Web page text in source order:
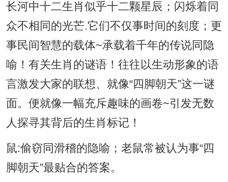
长河中十二生肖似乎十二颗星辰；闪烁着同
众不相同的光芒.它们不仅事时间的刻度；更
事民间智慧的载体~承载着千年的传说同隐
喻！有关生肖的谜语！往往以生动形象的语
言激发大家的联想、就像“四脚朝天”这一谜
面。便就像一幅充斥趣味的画卷~引发无数
人探寻其背后的生肖标记！
鼠:偷窃同滑稽的隐喻；老鼠常被认为事“四
脚朝天”最贴合的答案。